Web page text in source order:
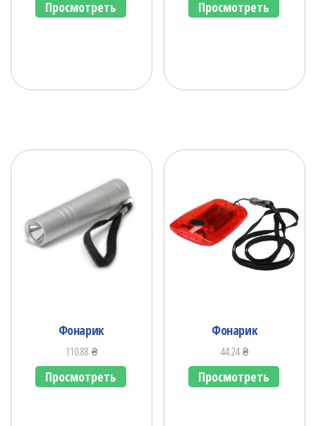
Просмотреть Просмотреть
Фонарик
110.88 ₴
Просмотреть
Фонарик
44.24₴
Просмотреть